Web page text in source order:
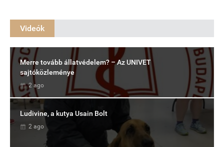
Videók
Merre tovább állatvédelem? – Az UNIVET
sajtóközleménye
2 ago
Ludivine, a kutya Usain Bolt
2 ago